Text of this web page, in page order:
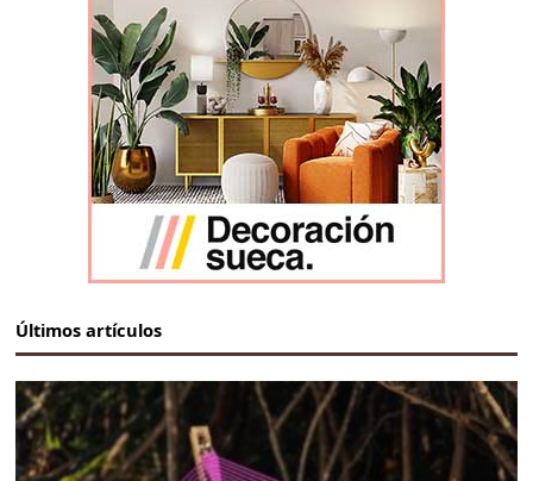
Últimos artículos